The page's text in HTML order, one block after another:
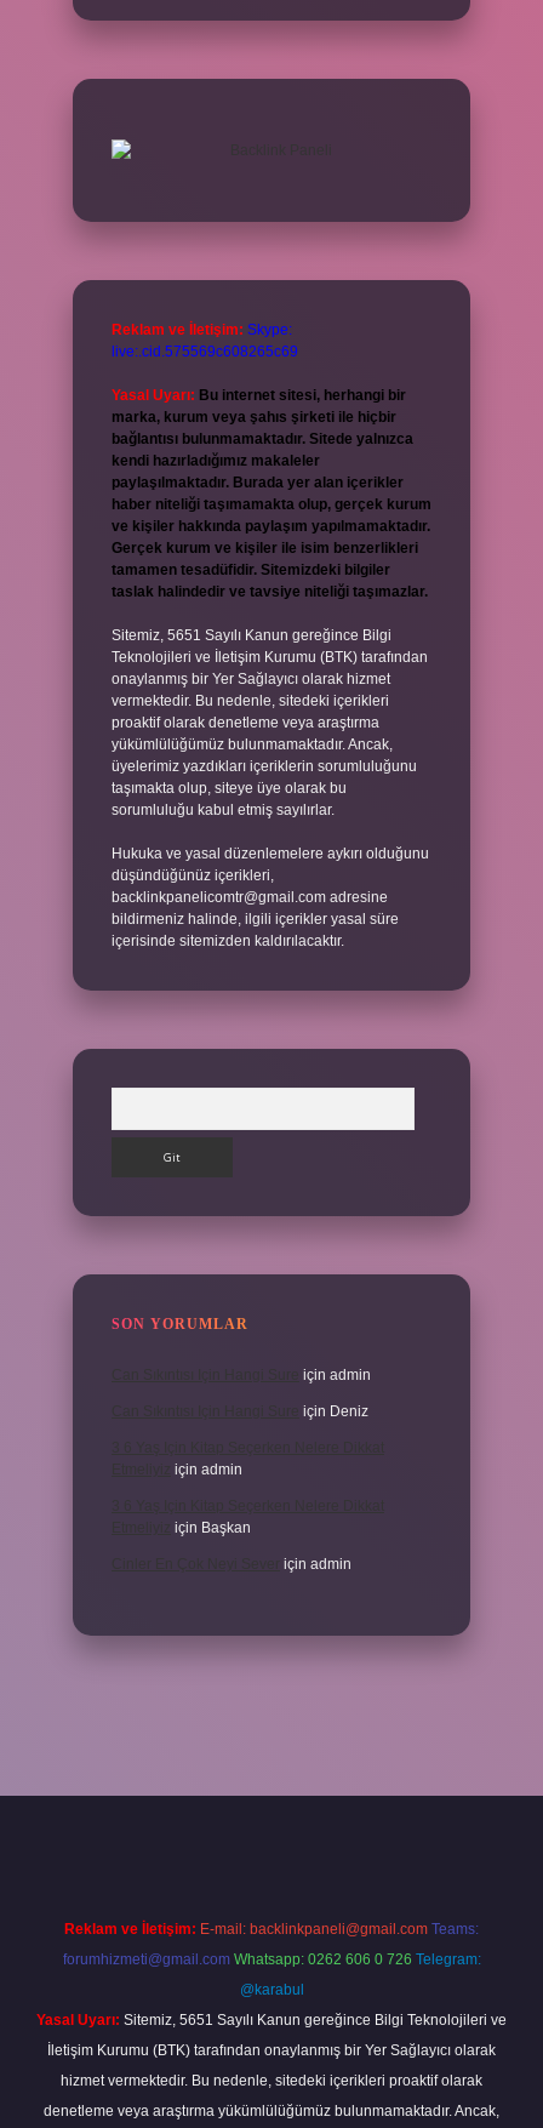
Reklam ve İletişim: Skype:
live:.cid.575569c608265c69
Yasal Uyarı: Bu internet sitesi, herhangi bir
marka, kurum veya şahıs şirketi ile hiçbir
bağlantısı bulunmamaktadır. Sitede yalnızca
kendi hazırladığımız makaleler
paylaşılmaktadır. Burada yer alan içerikler
haber niteliği taşımamakta olup, gerçek kurum
ve kişiler hakkında paylaşım yapılmamaktadır.
Gerçek kurum ve kişiler ile isim benzerlikleri
tamamen tesadüfidir. Sitemizdeki bilgiler
taslak halindedir ve tavsiye niteliği taşımazlar.
Sitemiz, 5651 Sayılı Kanun gereğince Bilgi
Teknolojileri ve İletişim Kurumu (BTK) tarafından
onaylanmış bir Yer Sağlayıcı olarak hizmet
vermektedir. Bu nedenle, sitedeki içerikleri
proaktif olarak denetleme veya araştırma
yükümlülüğümüz bulunmamaktadır. Ancak,
üyelerimiz yazdıkları içeriklerin sorumluluğunu
taşımakta olup, siteye üye olarak bu
sorumluluğu kabul etmiş sayılırlar.
Hukuka ve yasal düzenlemelere aykırı olduğunu
düşündüğünüz içerikleri,
backlinkpanelicomtr@gmail.com adresine
bildirmeniz halinde, ilgili içerikler yasal süre
içerisinde sitemizden kaldırılacaktır.
SON YORUMLAR
için admin
için Deniz
için admin
için Başkan
için admin
Reklam ve İletişim: E-mail: backlinkpaneli@gmail.com Teams:
forumhizmeti@gmail.com Whatsapp: 0262 606 0 726 Telegram:
@karabul
Yasal Uyarı: Sitemiz, 5651 Sayılı Kanun gereğince Bilgi Teknolojileri ve
İletişim Kurumu (BTK) tarafından onaylanmış bir Yer Sağlayıcı olarak
hizmet vermektedir. Bu nedenle, sitedeki içerikleri proaktif olarak
denetleme veya araştırma yükümlülüğümüz bulunmamaktadır. Ancak,